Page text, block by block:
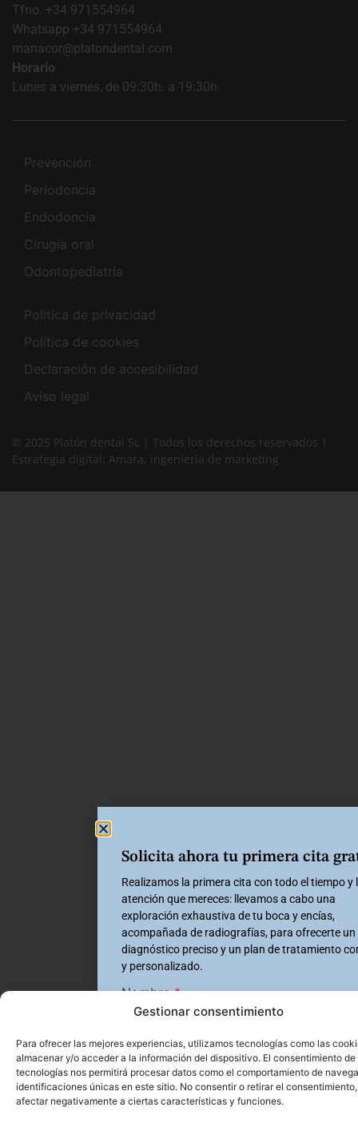
Gestionar consentimiento
Para ofrecer las mejores experiencias, utilizamos tecnologías como las
almacenar y/o acceder a la información del dispositivo. El consentimiento de
tecnologías nos permitirá procesar datos como el comportamiento de
identificaciones únicas en este sitio. No consentir o retirar el
afectar negativamente a ciertas características y funciones.
Tfno. +34 971554964
Whatsapp +34 971554964
manacor@platondental.com
Horario
Lunes a viernes, de 09:30h. a 19:30h.
Prevención
Periodoncia
Endodoncia
Cirugia oral
Odontopediatría
Política de privacidad
Política de cookies
Declaración de accesibilidad
Aviso legal
© 2025 Platón dental SL | Todos los derechos reservados |
Estrategia digital: Amara, ingeniería de marketing
Solicita ahora tu primera cita
Realizamos la primera cita con todo el tiempo y
atención que mereces: llevamos a cabo una
exploración exhaustiva de tu boca y encías,
acompañada de radiografías, para ofrecerte un
diagnóstico preciso y un plan de tratamiento
y personalizado.
Nombre*
Número de teléfono*
Spain +34
+34
Spain +34
+34